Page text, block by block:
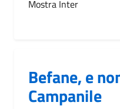
Mostra Inter
Befane, e
Campanile